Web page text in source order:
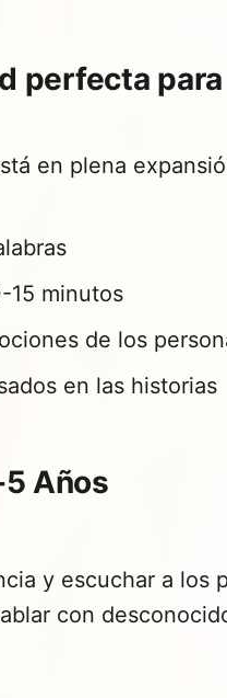
perfecta
en plena
15 minutos
de los
en las historias
Años
y escuchar a los
con